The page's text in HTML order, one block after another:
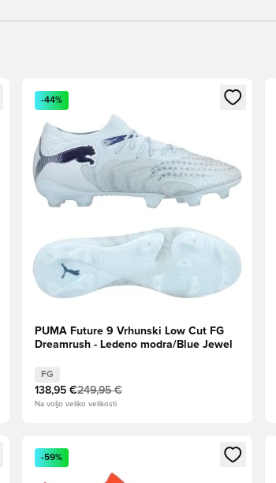
Odpre Modal za prijavo ali vpis kot član
-44%
PUMA Future 9 Vrhunski Low Cut FG
Dreamrush - Ledeno modra/Blue Jewel
FG
138,95 €249,95 €
Na voljo veliko velikosti
Odpre Modal za prijavo ali vpis kot član
-59%